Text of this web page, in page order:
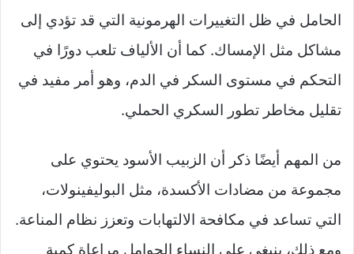
الحامل في ظل التغييرات الهرمونية التي قد تؤدي إلى
مشاكل مثل الإمساك. كما أن الألياف تلعب دورًا في
التحكم في مستوى السكر في الدم، وهو أمر مفيد في
تقليل مخاطر تطور السكري الحملي.
من المهم أيضًا ذكر أن الزبيب الأسود يحتوي على
مجموعة من مضادات الأكسدة، مثل البوليفينولات،
التي تساعد في مكافحة الالتهابات وتعزز نظام المناعة.
ومع ذلك، ينبغي على النساء الحوامل مراعاة كمية